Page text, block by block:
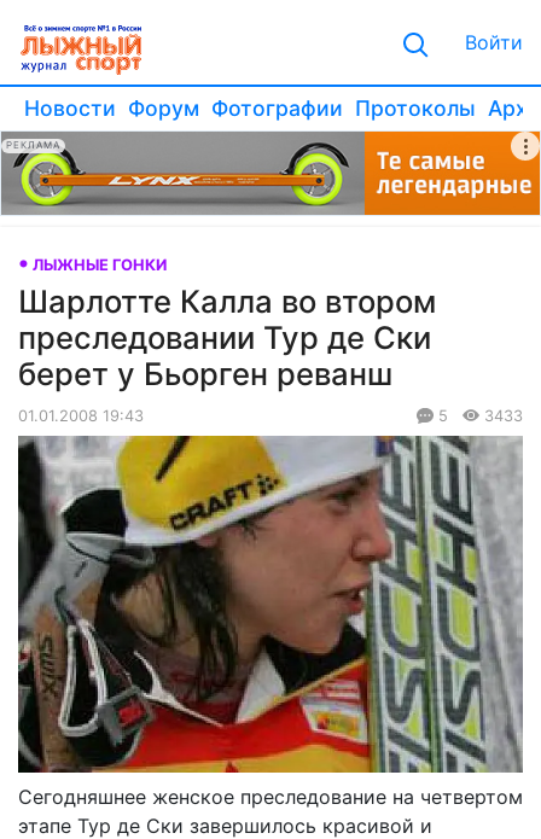
Войти
Новости Форум Фотографии Протоколы
РЕКЛАМА
ЛЫЖНЫЕ ГОНКИ
Шарлотте Калла во втором
преследовании Тур де Ски
берет у Бьорген реванш
01.01.2008 19:43 5 3433
Сегодняшнее женское преследование на четвертом
этапе Тур де Ски завершилось красивой и